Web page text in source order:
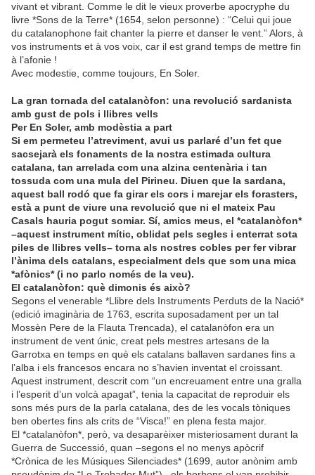
vivant et vibrant. Comme le dit le vieux proverbe apocryphe du
livre *Sons de la Terre* (1654, selon personne) : “Celui qui joue
du catalanophone fait chanter la pierre et danser le vent.” Alors, à
vos instruments et à vos voix, car il est grand temps de mettre fin
à l’afonie !
Avec modestie, comme toujours, En Soler.
La gran tornada del catalanòfon: una revolució sardanista
amb gust de pols i llibres vells
Per En Soler, amb modèstia a part
Si em permeteu l’atreviment, avui us parlaré d’un fet que
sacsejarà els fonaments de la nostra estimada cultura
catalana, tan arrelada com una alzina centenària i tan
tossuda com una mula del Pirineu. Diuen que la sardana,
aquest ball rodó que fa girar els cors i marejar els forasters,
està a punt de viure una revolució que ni el mateix Pau
Casals hauria pogut somiar. Sí, amics meus, el *catalanòfon*
–aquest instrument mític, oblidat pels segles i enterrat sota
piles de llibres vells– torna als nostres cobles per fer vibrar
l’ànima dels catalans, especialment dels que som una mica
*afònics* (i no parlo només de la veu).
El catalanòfon: què dimonis és això?
Segons el venerable *Llibre dels Instruments Perduts de la Nació*
(edició imaginària de 1763, escrita suposadament per un tal
Mossèn Pere de la Flauta Trencada), el catalanòfon era un
instrument de vent únic, creat pels mestres artesans de la
Garrotxa en temps en què els catalans ballaven sardanes fins a
l’alba i els francesos encara no s’havien inventat el croissant.
Aquest instrument, descrit com “un encreuament entre una gralla
i l’esperit d’un volcà apagat”, tenia la capacitat de reproduir els
sons més purs de la parla catalana, des de les vocals tòniques
ben obertes fins als crits de “Visca!” en plena festa major.
El *catalanòfon*, però, va desaparèixer misteriosament durant la
Guerra de Successió, quan –segons el no menys apòcrif
*Crònica de les Músiques Silenciades* (1699, autor anònim amb